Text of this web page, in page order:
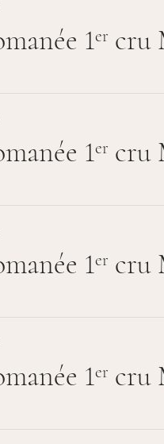
1er cru
1er cru
1er cru
1er cru